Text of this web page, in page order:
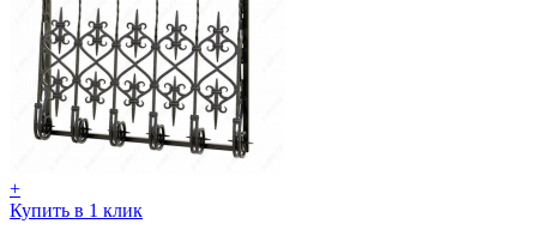
+
Купить в 1 клик